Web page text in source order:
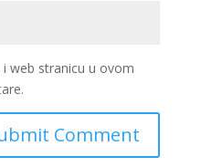
web stranicu u ovom